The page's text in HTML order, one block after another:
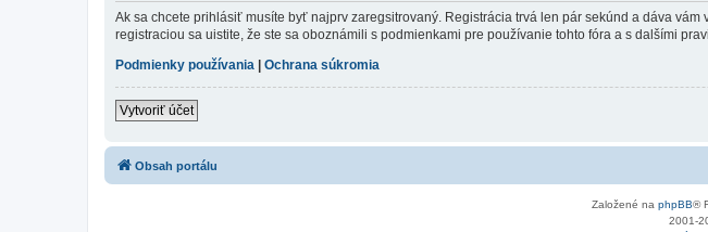
Ak sa chcete prihlásiť musíte byť najprv zaregsitrovaný. Registrácia trvá len pár sekúnd a dáva
registraciou sa uistite, že ste sa oboznámili s podmienkami pre používanie tohto fóra a s dalšími
Podmienky používania | Ochrana súkromia
Vytvoriť účet
Obsah portálu
Založené na phpBB®
2001-